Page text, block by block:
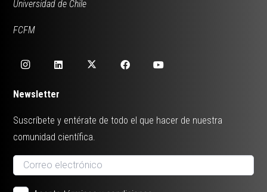
Universidad de Chile
FCFM
Newsletter
Suscríbete y entérate de todo el que hacer de nuestra
comunidad científica.